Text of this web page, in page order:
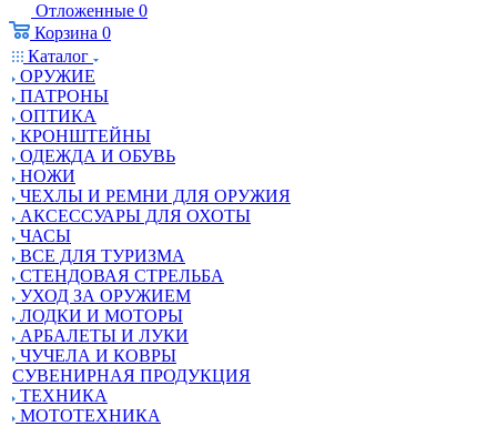
Отложенные 0
Корзина 0
Каталог
ОРУЖИЕ
ПАТРОНЫ
ОПТИКА
КРОНШТЕЙНЫ
ОДЕЖДА И ОБУВЬ
НОЖИ
ЧЕХЛЫ И РЕМНИ ДЛЯ ОРУЖИЯ
АКСЕССУАРЫ ДЛЯ ОХОТЫ
ЧАСЫ
ВСЕ ДЛЯ ТУРИЗМА
СТЕНДОВАЯ СТРЕЛЬБА
УХОД ЗА ОРУЖИЕМ
ЛОДКИ И МОТОРЫ
АРБАЛЕТЫ И ЛУКИ
ЧУЧЕЛА И КОВРЫ
СУВЕНИРНАЯ ПРОДУКЦИЯ
ТЕХНИКА
МОТОТЕХНИКА